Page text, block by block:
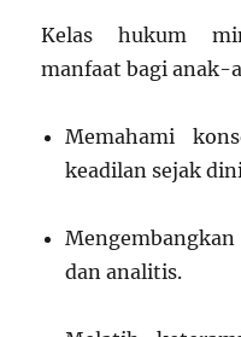
Kelas hukum
manfaat bagi anak-
Memahami
keadilan sejak
dan analitis.